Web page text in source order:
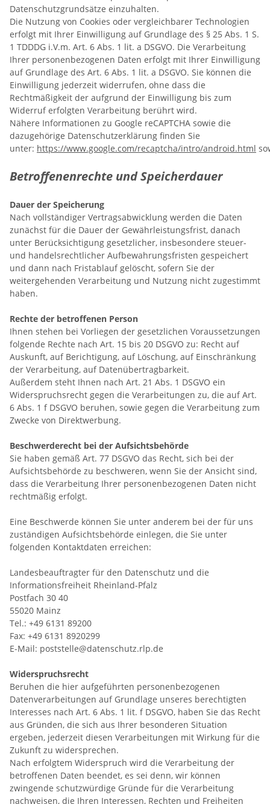
Datenschutzgrundsätze einzuhalten.
Die Nutzung von Cookies oder vergleichbarer Technologien
erfolgt mit Ihrer Einwilligung auf Grundlage des § 25 Abs. 1 S.
1 TDDDG i.V.m. Art. 6 Abs. 1 lit. a DSGVO. Die Verarbeitung
Ihrer personenbezogenen Daten erfolgt mit Ihrer Einwilligung
auf Grundlage des Art. 6 Abs. 1 lit. a DSGVO. Sie können die
Einwilligung jederzeit widerrufen, ohne dass die
Rechtmäßigkeit der aufgrund der Einwilligung bis zum
Widerruf erfolgten Verarbeitung berührt wird.
Nähere Informationen zu Google reCAPTCHA sowie die
dazugehörige Datenschutzerklärung finden Sie
unter: https://www.google.com/recaptcha/intro/android.html
Betroffenenrechte und Speicherdauer
Dauer der Speicherung
Nach vollständiger Vertragsabwicklung werden die Daten
zunächst für die Dauer der Gewährleistungsfrist, danach
unter Berücksichtigung gesetzlicher, insbesondere steuer-
und handelsrechtlicher Aufbewahrungsfristen gespeichert
und dann nach Fristablauf gelöscht, sofern Sie der
weitergehenden Verarbeitung und Nutzung nicht zugestimmt
haben.
Rechte der betroffenen Person
Ihnen stehen bei Vorliegen der gesetzlichen Voraussetzungen
folgende Rechte nach Art. 15 bis 20 DSGVO zu: Recht auf
Auskunft, auf Berichtigung, auf Löschung, auf Einschränkung
der Verarbeitung, auf Datenübertragbarkeit.
Außerdem steht Ihnen nach Art. 21 Abs. 1 DSGVO ein
Widerspruchsrecht gegen die Verarbeitungen zu, die auf Art.
6 Abs. 1 f DSGVO beruhen, sowie gegen die Verarbeitung zum
Zwecke von Direktwerbung.
Beschwerderecht bei der Aufsichtsbehörde
Sie haben gemäß Art. 77 DSGVO das Recht, sich bei der
Aufsichtsbehörde zu beschweren, wenn Sie der Ansicht sind,
dass die Verarbeitung Ihrer personenbezogenen Daten nicht
rechtmäßig erfolgt.
Eine Beschwerde können Sie unter anderem bei der für uns
zuständigen Aufsichtsbehörde einlegen, die Sie unter
folgenden Kontaktdaten erreichen:
Landesbeauftragter für den Datenschutz und die
Informationsfreiheit Rheinland-Pfalz
Postfach 30 40
55020 Mainz
Tel.: +49 6131 89200
Fax: +49 6131 8920299
E-Mail: poststelle@datenschutz.rlp.de
Widerspruchsrecht
Beruhen die hier aufgeführten personenbezogenen
Datenverarbeitungen auf Grundlage unseres berechtigten
Interesses nach Art. 6 Abs. 1 lit. f DSGVO, haben Sie das Recht
aus Gründen, die sich aus Ihrer besonderen Situation
ergeben, jederzeit diesen Verarbeitungen mit Wirkung für die
Zukunft zu widersprechen.
Nach erfolgtem Widerspruch wird die Verarbeitung der
betroffenen Daten beendet, es sei denn, wir können
zwingende schutzwürdige Gründe für die Verarbeitung
nachweisen, die Ihren Interessen, Rechten und Freiheiten